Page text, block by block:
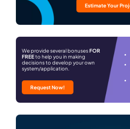
Estimate Your
We provide several bonusesFOR
FREEto help you in making
decisions to develop your own
system/application.
Request Now!